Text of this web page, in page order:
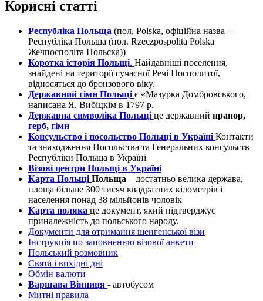
Корисні статті
Республіка Польща (пол. Polska, офіційна назва –
Республіка Польща (пол. Rzeczpospolita Polska
Жечпосполіта Польска))
Коротка історія Польщі. Найдавніші поселення,
знайдені на території сучасної Речі Посполитої,
відносяться до бронзового віку.
Державний гімн Польщі є «Мазурка Домбровського,
написана Я. Вибіцкім в 1797 р.
Державна символіка Польщі це державний прапор,
герб, гімн
Консульство і посольство Польщі в Україні Контакти
та знаходження Посольства та Генеральних консульств
Республіки Польща в Україні
Візові центри Польщі в Україні
Карта Польщі Польща – достатньо велика держава,
площа більше 300 тисяч квадратних кілометрів і
населення понад 38 мільйонів чоловік
Карта поляка це документ, який підтверджує
приналежність до польського народу.
Документи для отримання шенгенської візи
Інструкція по заповненню візової анкети
Польський розмовник
Свята і вихідні дні
Обмін валюти
Варшава Вінниця - автобусом
Митні правила